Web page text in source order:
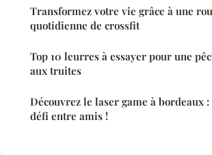
Transformez votre vie grâce à une
quotidienne de crossfit
Top 10 leurres à essayer pour une
aux truites
Découvrez le laser game à bordeaux
défi entre amis !